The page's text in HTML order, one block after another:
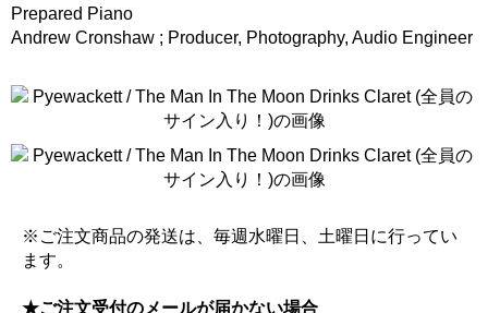
Prepared Piano
Andrew Cronshaw ; Producer, Photography, Audio Engineer
※ご注文商品の発送は、毎週水曜日、土曜日に行ってい
ます。
★ご注文受付のメールが届かない場合